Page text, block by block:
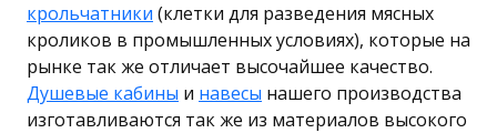
крольчатники (клетки для разведения мясных
кроликов в промышленных условиях), которые на
рынке так же отличает высочайшее качество.
Душевые кабины и навесы нашего производства
изготавливаются так же из материалов высокого